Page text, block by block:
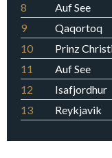
8 Auf See
9
Qaqortoq
10
Prinz
11
Auf See
12
Isafjordhur
13
Reykjavik